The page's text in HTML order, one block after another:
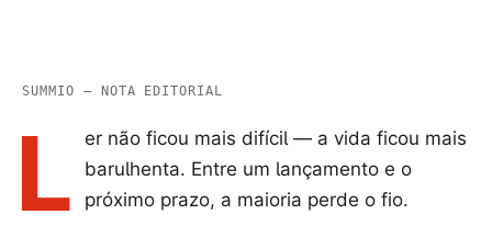
SUMMIO — NOTA EDITORIAL
L
er não ficou mais difícil — a vida ficou mais
barulhenta. Entre um lançamento e o
próximo prazo, a maioria perde o fio.